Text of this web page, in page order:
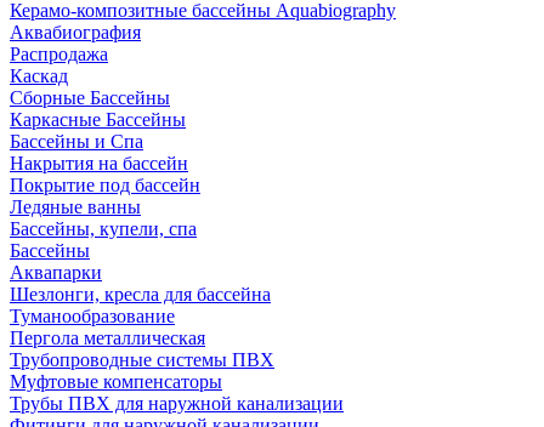
Керамо-композитные бассейны Aquabiography
Аквабиография
Распродажа
Каскад
Сборные Бассейны
Каркасные Бассейны
Бассейны и Спа
Накрытия на бассейн
Покрытие под бассейн
Ледяные ванны
Бассейны, купели, спа
Бассейны
Аквапарки
Шезлонги, кресла для бассейна
Туманообразование
Пергола металлическая
Трубопроводные системы ПВХ
Муфтовые компенсаторы
Трубы ПВХ для наружной канализации